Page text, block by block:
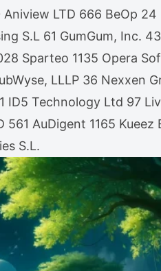
LTD 666 BeOp 24
S.L 61 GumGum, Inc.
Sparteo 1135 Opera
LLLP 36 Nexxen
ID5 Technology Ltd 97
561 AuDigent 1165
S.L.